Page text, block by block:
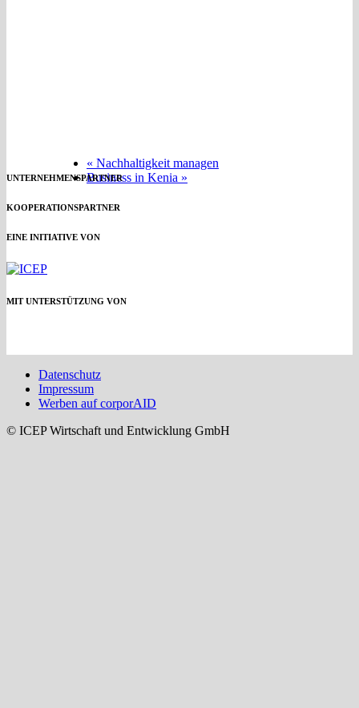
« Nachhaltigkeit managen
Business in Kenia »
UNTERNEHMENSPARTNER
KOOPERATIONSPARTNER
EINE INITIATIVE VON
MIT UNTERSTÜTZUNG VON
Datenschutz
Impressum
Werben auf corporAID
© ICEP Wirtschaft und Entwicklung GmbH